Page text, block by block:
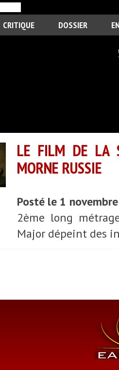
CRITIQUE DOSSIER
LE FILM DE LA
MORNE RUSSIE
Posté le 1
2ème long
Major dépeint des